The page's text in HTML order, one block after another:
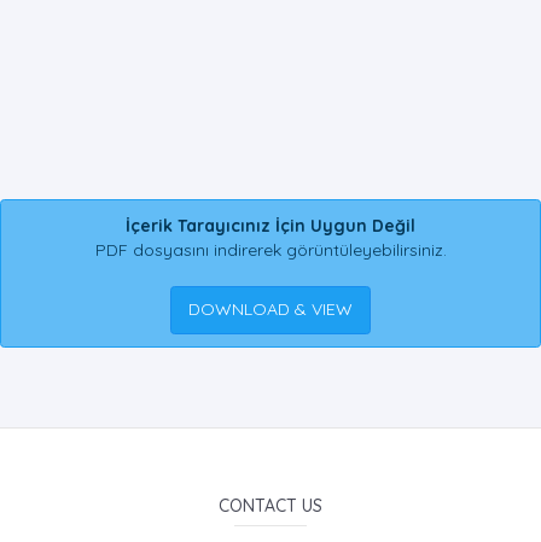
İçerik Tarayıcınız İçin Uygun Değil
PDF dosyasını indirerek görüntüleyebilirsiniz.
DOWNLOAD & VIEW
CONTACT US